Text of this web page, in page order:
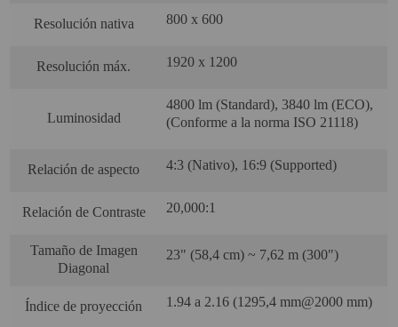
RECOMENDADOS
SOPORTE PARA PROYECTOR
951 10 21 22
pedidos@proyectorbarato.com
Asistencia Técnica:
Resolución nativa 800 x 600
Resolución máx. 1920 x 1200
Luminosidad
4800 lm (Standard), 3840 lm (ECO),
(Conforme a la norma ISO 21118)
Relación de aspecto 4:3 (Nativo), 16:9 (Supported)
Relación de Contraste 20,000:1
Tamaño de Imagen
Diagonal
23" (58,4 cm) ~ 7,62 m (300")
Índice de proyección 1.94 a 2.16 (1295,4 mm@2000 mm)